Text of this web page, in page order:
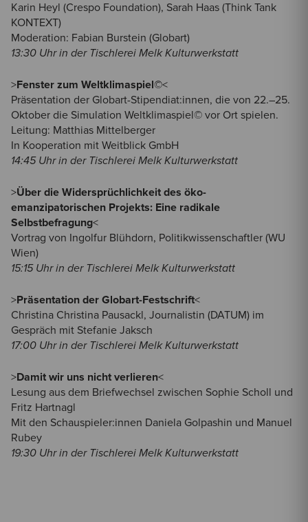
Karin Heyl (Crespo Foundation), Sarah Haas (Think Tank
KONTEXT)
Moderation: Fabian Burstein (Globart)
13:30 Uhr in der Tischlerei Melk Kulturwerkstatt
>Fenster zum Weltklimaspiel©<
Präsentation der Globart-Stipendiat:innen, die von 22.–25.
Oktober die Simulation Weltklimaspiel© vor Ort spielen.
Leitung: Matthias Mittelberger
In Kooperation mit Weitblick GmbH
14:45 Uhr in der Tischlerei Melk Kulturwerkstatt
>Über die Widersprüchlichkeit des öko-
emanzipatorischen Projekts: Eine radikale
Selbstbefragung<
Vortrag von Ingolfur Blühdorn, Politikwissenschaftler (WU
Wien)
15:15 Uhr in der Tischlerei Melk Kulturwerkstatt
>Präsentation der Globart-Festschrift<
Christina Christina Pausackl, Journalistin (DATUM) im
Gespräch mit Stefanie Jaksch
17:00 Uhr in der Tischlerei Melk Kulturwerkstatt
>Damit wir uns nicht verlieren<
Lesung aus dem Briefwechsel zwischen Sophie Scholl und
Fritz Hartnagl
Mit den Schauspieler:innen Daniela Golpashin und Manuel
Rubey
19:30 Uhr in der Tischlerei Melk Kulturwerkstatt